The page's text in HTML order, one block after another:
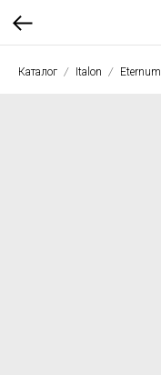
Каталог Italon Eternum